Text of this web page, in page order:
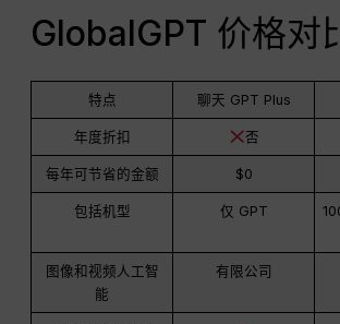
GlobalGPT 价格对
特点 聊天 GPT Plus
年度折扣 否
每年可节省的金额 $0
包括机型 仅 GPT
图像和视频人工智
能
有限公司